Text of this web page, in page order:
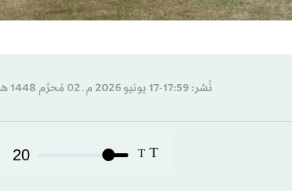
نُشر: 17:59-17 يونيو 2026 م ـ 02 مُحرَّم 1448 هـ
T
T
20